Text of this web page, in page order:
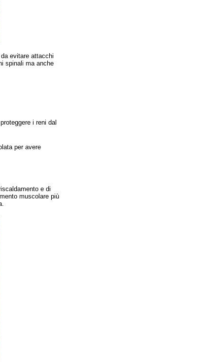
evitare attacchi
spinali ma anche
i reni dal
per avere
e di
muscolare più